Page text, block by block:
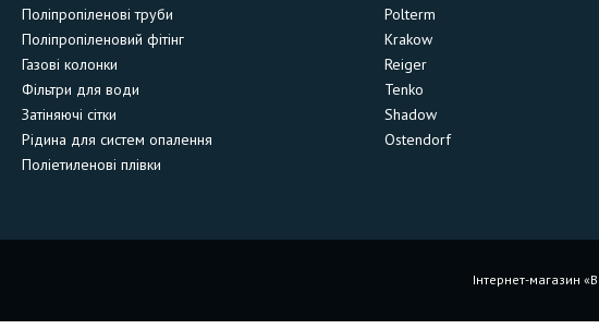
Поліпропіленові труби
Поліпропіленовий фітінг
Газові колонки
Фільтри для води
Затіняючі сітки
Рідина для систем опалення
Поліетиленові плівки
Polterm
Krakow
Reiger
Tenko
Shadow
Ostendorf